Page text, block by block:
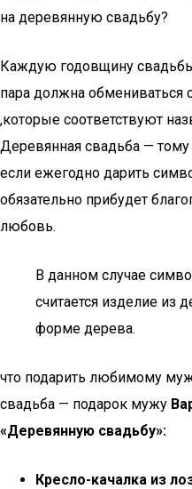
на деревянную свадьбу?
Каждую годовщину
пара должна
,которые соответствуют
Деревянная свадьба — тому
если ежегодно дарить
обязательно прибудет
любовь.
В данном случае
считается изделие из
форме дерева.
что подарить любимому
свадьба — подарок мужу
«Деревянную свадьбу»:
Кресло-качалка из